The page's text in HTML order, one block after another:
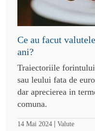
Ce au facut
ani?
Traiectoriile
sau leului fata de
dar aprecierea in
comuna.
14 Mai 2024 | Valute